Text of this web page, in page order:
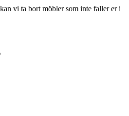
vi ta bort möbler som inte faller er i